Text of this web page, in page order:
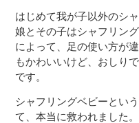
はじめて我が子以外のシ
娘とその子はシャフリン
によって、足の使い方が
もかわいいけど、おしり
です。
シャフリングベビーとい
て、本当に救われました。